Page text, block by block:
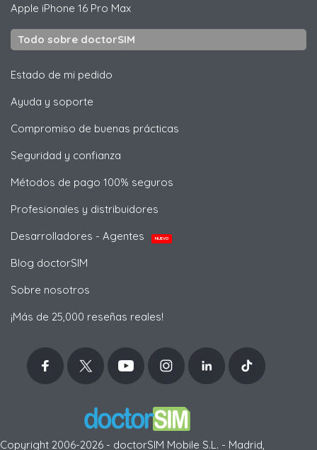
Apple iPhone 16 Pro Max
Todo sobre doctorSIM
Estado de mi pedido
Ayuda y soporte
Compromiso de buenas prácticas
Seguridad y confianza
Métodos de pago 100% seguros
Profesionales y distribuidores
Desarrolladores - Agentes
NUEVO
Blog doctorSIM
Sobre nosotros
¡Más de 25,000 reseñas reales!
Copyright 2006-2026 - doctorSIM Mobile S.L. - Madrid,